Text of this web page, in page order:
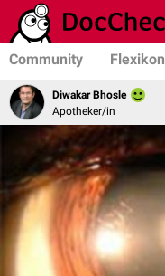
Community Flexikon
Diwakar Bhosle
Apotheker/in